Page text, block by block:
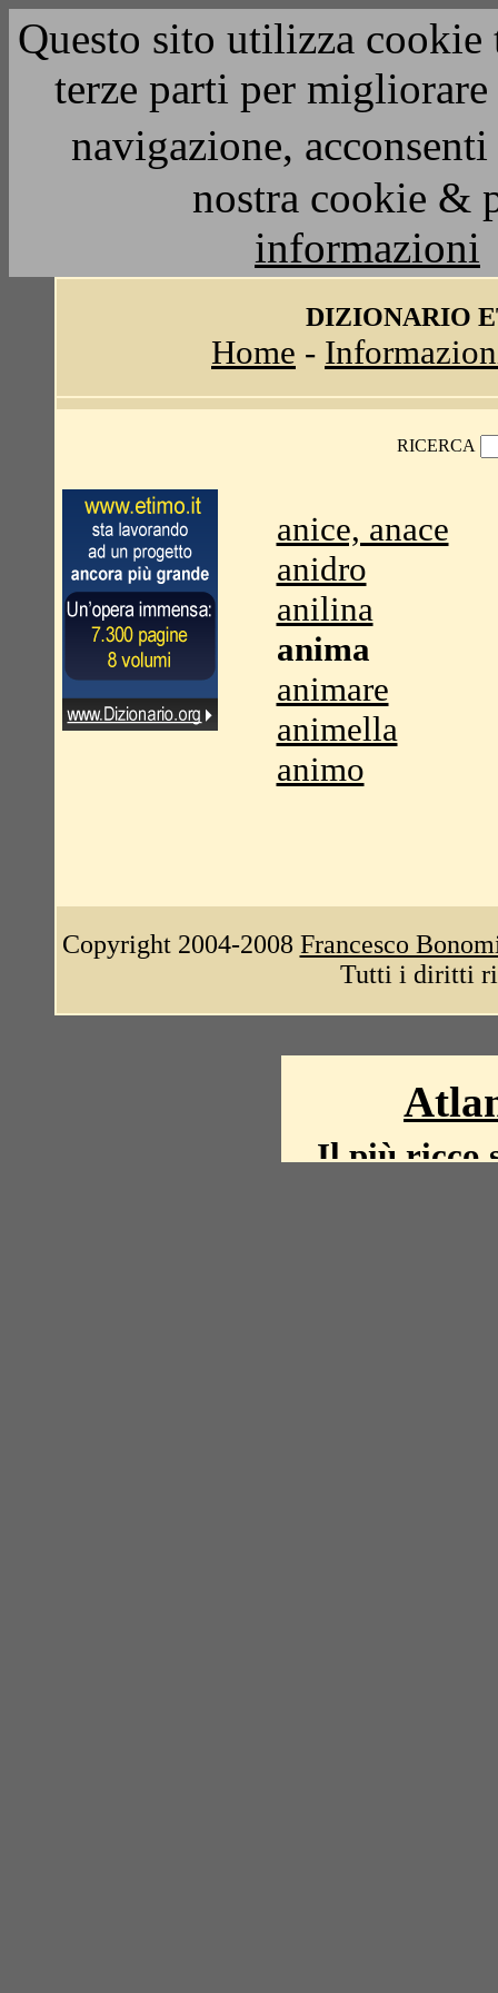
Questo sito utilizza
terze parti per
navigazione,
nostra cookie &
informazioni
DIZIONARIO
Home -
RICERCA
anice, anace
anidro
anilina
anima
animare
animella
animo
Copyright 2004-2008 Francesco
Tutti i diritti
Il più ricco